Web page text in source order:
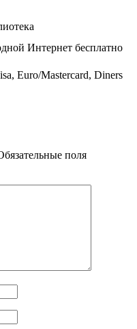
Интернет бесплатно
Euro/Mastercard, Diners
поля